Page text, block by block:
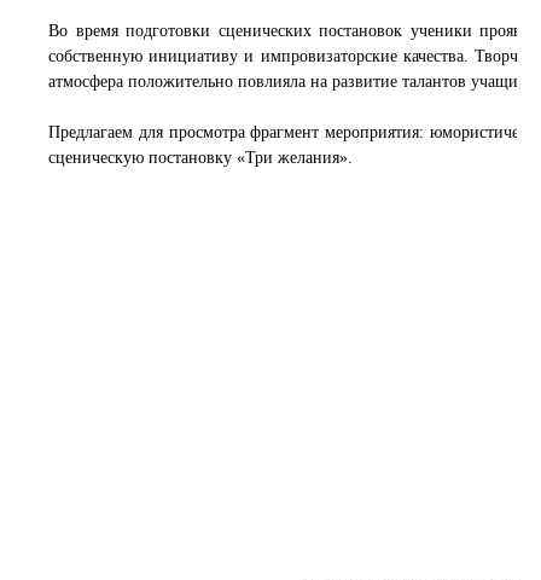
Во время подготовки сценических постановок ученики
собственную инициативу и импровизаторские качества.
атмосфера положительно повлияла на развитие талантов
Предлагаем для просмотра фрагмент мероприятия:
сценическую постановку «Три желания».